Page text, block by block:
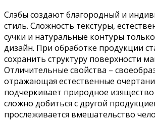
Слэбы создают благородный и
стиль. Сложность текстуры,
сучки и натуральные контуры
дизайн. При обработке продукции
сохранить структуру поверхности
Отличительные свойства –
отражающая естественные
подчеркивает природное изящество
сложно добиться с другой
прослеживается вмешательство